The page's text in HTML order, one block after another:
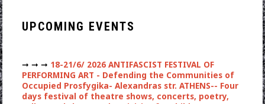
UPCOMING EVENTS
➞ ➞ ➞ 18-21/6/ 2026 ANTIFASCIST FESTIVAL OF
PERFORMING ART - Defending the Communities of
Occupied Prosfygika- Alexandras str. ATHENS-- Four
days festival of theatre shows, concerts, poetry,